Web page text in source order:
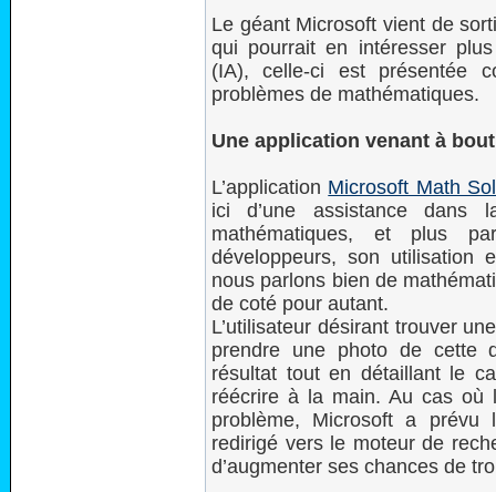
Le géant Microsoft vient de
qui pourrait en intéresser
(IA), celle-ci est présentée
problèmes de mathématiques.
Une application venant à
L’application Microsoft Math
ici d’une assistance dans
mathématiques, et plus
développeurs, son utilisation
nous parlons bien de
de coté pour autant.
L’utilisateur désirant trouver
prendre une photo de cette
résultat tout en détaillant le
réécrire à la main. Au cas où
problème, Microsoft a prévu
redirigé vers le moteur de
d’augmenter ses chances de